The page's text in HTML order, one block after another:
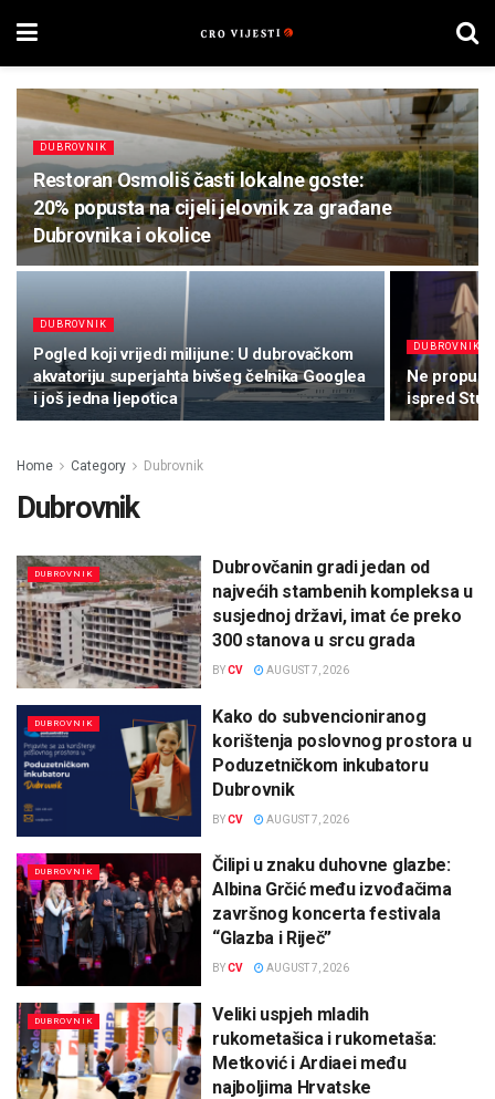
DUBROVNIK
Restoran Osmoliš časti lokalne goste:
20% popusta na cijeli jelovnik za građane
Dubrovnika i okolice
DUBROVNIK
Pogled koji vrijedi milijune: U dubrovačkom
akvatoriju superjahta bivšeg čelnika Googlea
i još jedna ljepotica
DUBROVNIK
Ne
ispred
Home Category Dubrovnik
Dubrovnik
DUBROVNIK
Dubrovčanin gradi jedan od
najvećih stambenih kompleksa u
susjednoj državi, imat će preko
300 stanova u srcu grada
BYCV AUGUST 7, 2026
DUBROVNIK
Kako do subvencioniranog
korištenja poslovnog prostora u
Poduzetničkom inkubatoru
Dubrovnik
BYCV AUGUST 7, 2026
DUBROVNIK
Čilipi u znaku duhovne glazbe:
Albina Grčić među izvođačima
završnog koncerta festivala
“Glazba i Riječ”
BYCV AUGUST 7, 2026
DUBROVNIK
Veliki uspjeh mladih
rukometašica i rukometaša:
Metković i Ardiaei među
najboljima Hrvatske